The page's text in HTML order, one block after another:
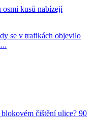
osmi kusů nabízejí
se v trafikách objevilo
čištění ulice? 90